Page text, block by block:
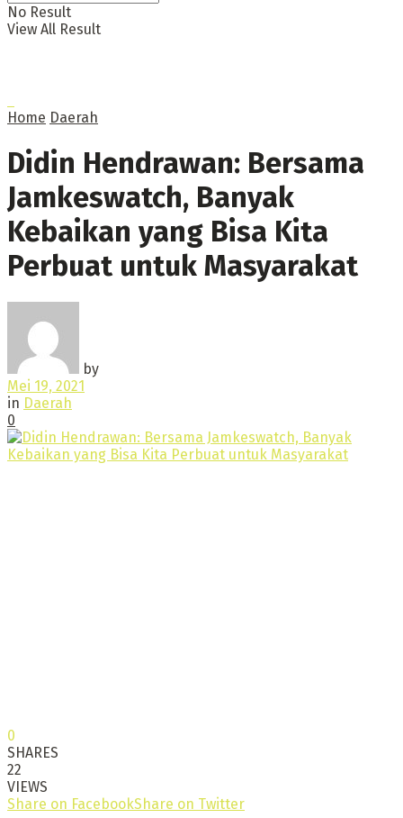
No Result
View All Result
Home Daerah
Didin Hendrawan: Bersama
Jamkeswatch, Banyak
Kebaikan yang Bisa Kita
Perbuat untuk Masyarakat
by
Mei 19, 2021
in Daerah
0
0
SHARES
22
VIEWS
Share on FacebookShare on Twitter